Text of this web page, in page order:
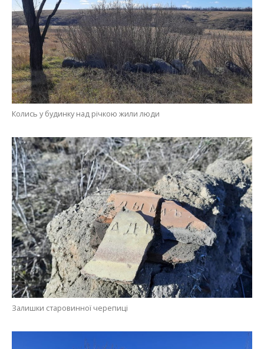
Колись у будинку над річкою жили люди
Залишки старовинної черепиці